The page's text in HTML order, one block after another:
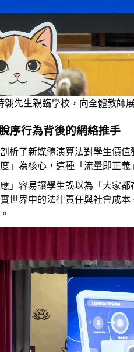
翱先生親臨學校，向全體教師
序行為背後的網絡推手
析了新媒體演算法對學生價
」為核心，這種「流量即正
」容易讓學生誤以為「大家
世界中的法律責任與社會成